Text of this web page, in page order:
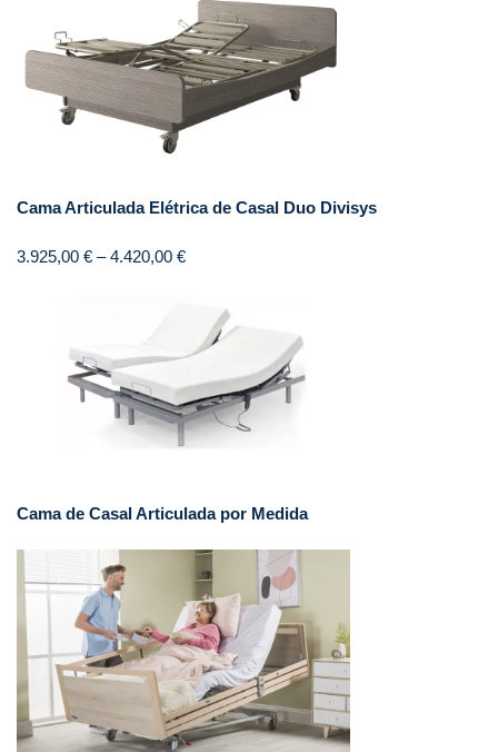
Cama Articulada Elétrica de Casal Duo Divisys
3.925,00 € – 4.420,00 €
Cama de Casal Articulada por Medida